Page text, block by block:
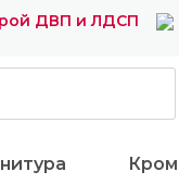
ДВП и ЛДСП